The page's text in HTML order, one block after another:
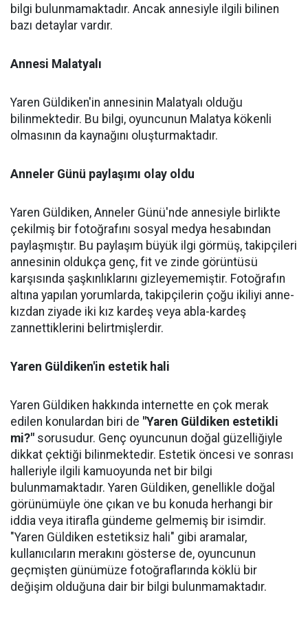
bilgi bulunmamaktadır. Ancak annesiyle ilgili bilinen
bazı detaylar vardır.
Annesi Malatyalı
Yaren Güldiken'in annesinin Malatyalı olduğu
bilinmektedir. Bu bilgi, oyuncunun Malatya kökenli
olmasının da kaynağını oluşturmaktadır.
Anneler Günü paylaşımı olay oldu
Yaren Güldiken, Anneler Günü'nde annesiyle birlikte
çekilmiş bir fotoğrafını sosyal medya hesabından
paylaşmıştır. Bu paylaşım büyük ilgi görmüş, takipçileri
annesinin oldukça genç, fit ve zinde görüntüsü
karşısında şaşkınlıklarını gizleyememiştir. Fotoğrafın
altına yapılan yorumlarda, takipçilerin çoğu ikiliyi anne-
kızdan ziyade iki kız kardeş veya abla-kardeş
zannettiklerini belirtmişlerdir.
Yaren Güldiken'in estetik hali
Yaren Güldiken hakkında internette en çok merak
edilen konulardan biri de "Yaren Güldiken estetikli
mi?" sorusudur. Genç oyuncunun doğal güzelliğiyle
dikkat çektiği bilinmektedir. Estetik öncesi ve sonrası
halleriyle ilgili kamuoyunda net bir bilgi
bulunmamaktadır. Yaren Güldiken, genellikle doğal
görünümüyle öne çıkan ve bu konuda herhangi bir
iddia veya itirafla gündeme gelmemiş bir isimdir.
"Yaren Güldiken estetiksiz hali" gibi aramalar,
kullanıcıların merakını gösterse de, oyuncunun
geçmişten günümüze fotoğraflarında köklü bir
değişim olduğuna dair bir bilgi bulunmamaktadır.